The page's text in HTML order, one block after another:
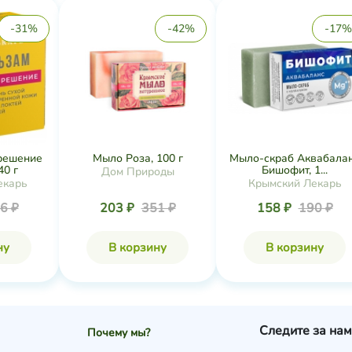
-31%
г
₽
-42%
Мыло Роза, 100 г
Дом Природы
203 ₽ 351 ₽
В корзину
-17%
Мыло-скраб
Бишофит, 1...
Крымский Лекарь
158 ₽ 190 ₽
В корзину
Почему мы? Следите за